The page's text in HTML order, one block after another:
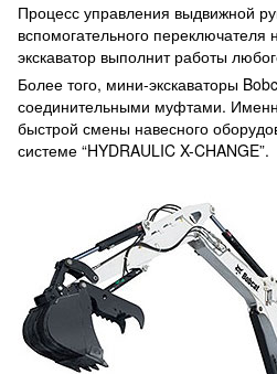
Процесс управления выдвижной
вспомогательного переключателя
экскаватор выполнит работы
Более того, мини-экскаваторы
соединительными муфтами.
быстрой смены навесного
системе “HYDRAULIC X-CHANGE”.